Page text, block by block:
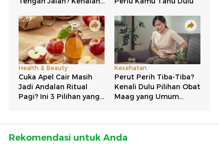
Rekomendasi untuk Anda